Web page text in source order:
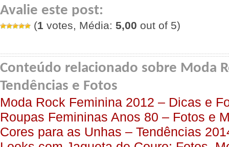
Avalie este post:
(1 votes, Média: 5,00 out of 5)
Conteúdo relacionado sobre Moda
Tendências e Fotos
Moda Rock Feminina 2012 – Dicas e
Roupas Femininas Anos 80 – Fotos e
Cores para as Unhas – Tendências